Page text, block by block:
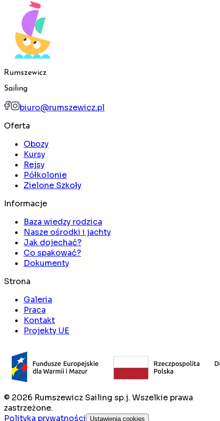
Rumszewicz
Sailing
biuro@rumszewicz.pl
Oferta
Obozy
Kursy
Rejsy
Półkolonie
Zielone Szkoły
Informacje
Baza wiedzy rodzica
Nasze ośrodki i jachty
Jak dojechać?
Co spakować?
Dokumenty
Strona
Galeria
Praca
Kontakt
Projekty UE
© 2026 Rumszewicz Sailing sp.j. Wszelkie prawa
zastrzeżone.
Polityka prywatności
Ustawienia cookies